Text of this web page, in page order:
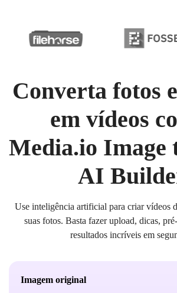
Converta fotos
em vídeos
Media.io Image
AI
Use inteligência artificial para criar vídeos
suas fotos. Basta fazer upload, dicas,
resultados incríveis em
Imagem original